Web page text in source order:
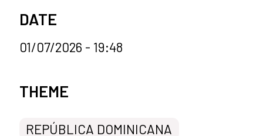
DATE
01/07/2026 - 19:48
News categories
THEME
REPÚBLICA DOMINICANA